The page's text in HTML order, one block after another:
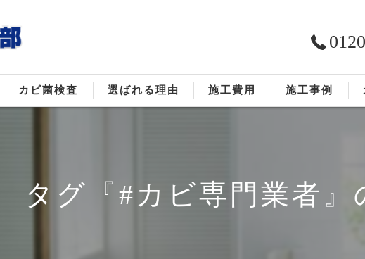
カビ菌検査 選ばれる理由 施工費用 施工事例
タグ『#カビ専門業者』